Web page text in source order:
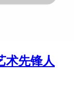
术先锋人